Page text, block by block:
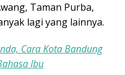
Taman Purba,
lagi yang lainnya.
Cara Kota Bandung
Ibu